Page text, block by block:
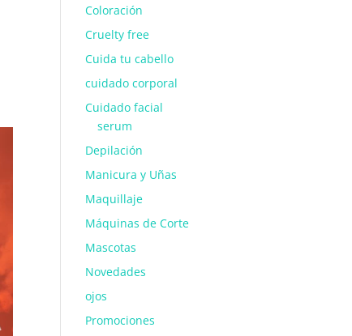
Coloración
Cruelty free
Cuida tu cabello
cuidado corporal
Cuidado facial
serum
Depilación
Manicura y Uñas
Maquillaje
Máquinas de Corte
Mascotas
Novedades
ojos
Promociones